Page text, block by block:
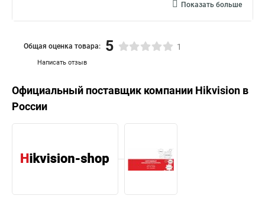
Показать больше
Написать отзыв
Общая оценка товара: 5 1
Официальный поставщик компании Hikvision в
России